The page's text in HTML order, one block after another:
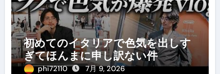
初めてのイタリアで色気を出しす
ぎてほんまに申し訳ない件
phi72110 7月 9, 2026